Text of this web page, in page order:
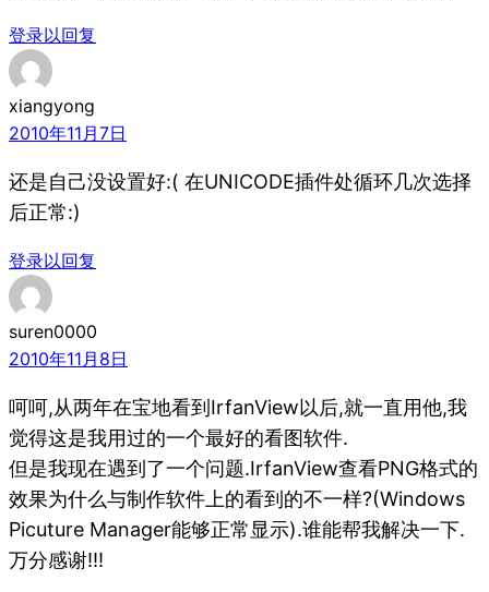
登录以回复
xiangyong
2010年11月7日
还是自己没设置好:( 在UNICODE插件处循环几次选择
后正常:)
登录以回复
suren0000
2010年11月8日
呵呵,从两年在宝地看到IrfanView以后,就一直用他,我
觉得这是我用过的一个最好的看图软件.
但是我现在遇到了一个问题.IrfanView查看PNG格式的
效果为什么与制作软件上的看到的不一样?(Windows
Picuture Manager能够正常显示).谁能帮我解决一下.
万分感谢!!!